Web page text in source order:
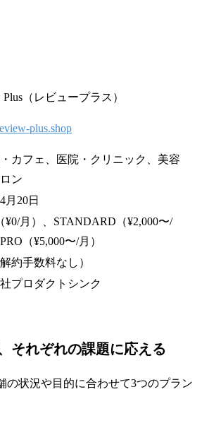
Plus（レビュープラス）
plus.shop
カフェ、医院・クリニック、美容
ン
月20日
¥0/月）、STANDARD（¥2,000〜/
（¥5,000〜/月）
約手数料なし）
プロダクトシンク
それぞれの課題に応える
の状況や目的に合わせて3つのプラン